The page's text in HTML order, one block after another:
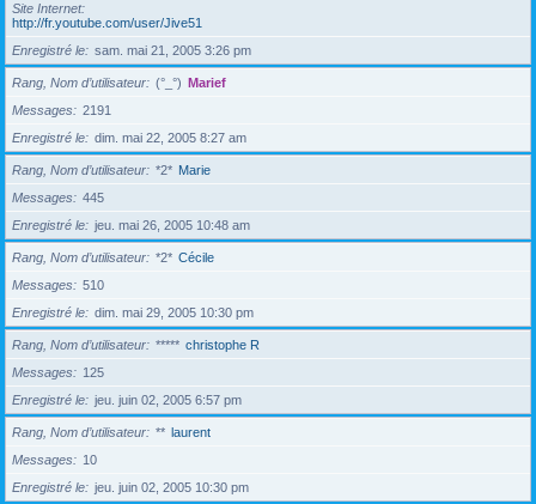
Site Internet
http://fr.youtube.com/user/Jive51
Enregistré le
sam. mai 21, 2005 3:26 pm
Rang, Nom d’utilisateur (°_°) Marief
Messages
2191
Enregistré le
dim. mai 22, 2005 8:27 am
Rang, Nom d’utilisateur *2* Marie
Messages
445
Enregistré le
jeu. mai 26, 2005 10:48 am
Rang, Nom d’utilisateur *2* Cécile
Messages
510
Enregistré le
dim. mai 29, 2005 10:30 pm
Rang, Nom d’utilisateur ***** christophe R
Messages
125
Enregistré le
jeu. juin 02, 2005 6:57 pm
Rang, Nom d’utilisateur ** laurent
Messages
10
Enregistré le
jeu. juin 02, 2005 10:30 pm